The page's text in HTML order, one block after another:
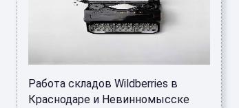
Работа складов Wildberries в
Краснодаре и Невинномысске